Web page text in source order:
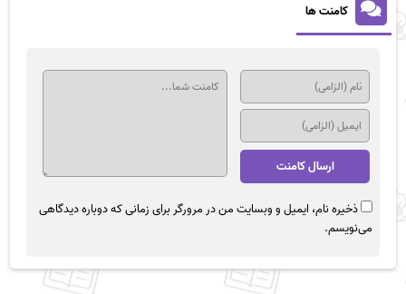
کامنت ها
ذخیره نام، ایمیل و وبسایت من در مرورگر برای زمانی که دوباره دیدگاهی
می‌نویسم.